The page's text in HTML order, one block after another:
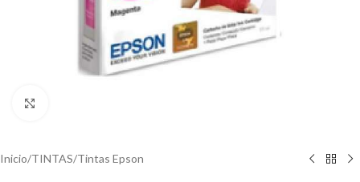
Inicio/TINTAS/Tintas Epson